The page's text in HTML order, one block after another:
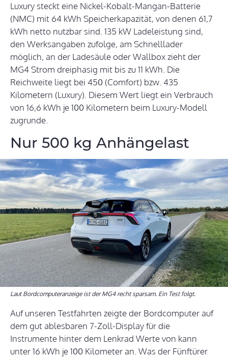
Luxury steckt eine Nickel-Kobalt-Mangan-Batterie
(NMC) mit 64 kWh Speicherkapazität, von denen 61,7
kWh netto nutzbar sind. 135 kW Ladeleistung sind,
den Werksangaben zufolge, am Schnelllader
möglich, an der Ladesäule oder Wallbox zieht der
MG4 Strom dreiphasig mit bis zu 11 kWh. Die
Reichweite liegt bei 450 (Comfort) bzw. 435
Kilometern (Luxury). Diesem Wert liegt ein Verbrauch
von 16,6 kWh je 100 Kilometern beim Luxury-Modell
zugrunde.
Nur 500 kg Anhängelast
Laut Bordcomputeranzeige ist der MG4 recht sparsam. Ein Test folgt.
Auf unseren Testfahrten zeigte der Bordcomputer auf
dem gut ablesbaren 7-Zoll-Display für die
Instrumente hinter dem Lenkrad Werte von kann
unter 16 kWh je 100 Kilometer an. Was der Fünftürer